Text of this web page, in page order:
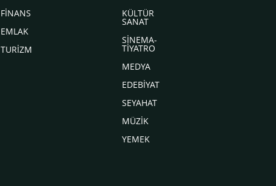
FİNANS
EMLAK
TURİZM
KÜLTÜR
SANAT
SİNEMA-
TİYATRO
MEDYA
EDEBİYAT
SEYAHAT
MÜZİK
YEMEK